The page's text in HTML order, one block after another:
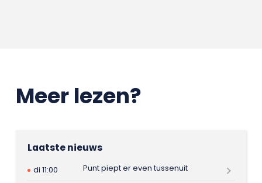
Meer lezen?
Laatste nieuws
di 11:00
Punt piept er even tussenuit